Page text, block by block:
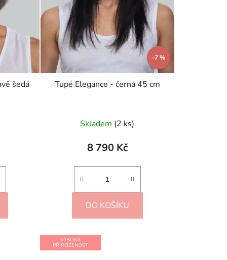
ů
šedá
–7 %
Tupé Elegance - černá 45 cm
Skladem (2 ks)
8 790 Kč
DO KOŠÍKU
VYSOKÁ
PŘIROZENOST